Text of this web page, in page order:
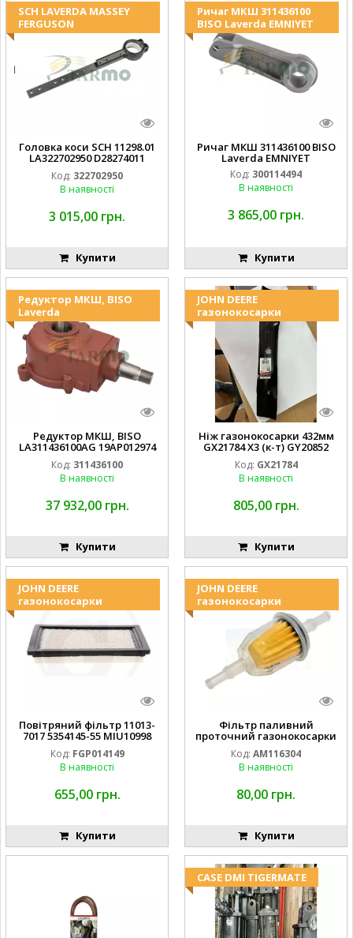
SCH LAVERDA MASSEY
FERGUSON
Головка коси SCH 11298.01
LA322702950 D28274011
EMNIYET
Код: 322702950
В наявності
3 015,00 грн.
Купити
Ричаг МКШ 311436100
BISO Laverda EMNIYET
Ричаг МКШ 311436100 BISO
Laverda EMNIYET
Код: 300114494
В наявності
3 865,00 грн.
Купити
Редуктор МКШ, BISO
Laverda
Редуктор МКШ, BISO
LA311436100AG 19AP012974
Laverda EMNIYET
Код: 311436100
В наявності
37 932,00 грн.
Купити
JOHN DEERE
газонокосарки
Ніж газонокосарки 432мм
GX21784 X3 (к-т) GY20852
AM137757 AM141035
Код: GX21784
В наявності
805,00 грн.
Купити
JOHN DEERE
газонокосарки
Повітряний фільтр 11013-
7017 5354145-55 MIU10998
Код: FGP014149
В наявності
655,00 грн.
Купити
JOHN DEERE
газонокосарки
Фільтр паливний
проточний газонокосарки
JOHN DEERE AM116304
GY20709
Код: AM116304
В наявності
80,00 грн.
Купити
CASE DMI TIGERMATE